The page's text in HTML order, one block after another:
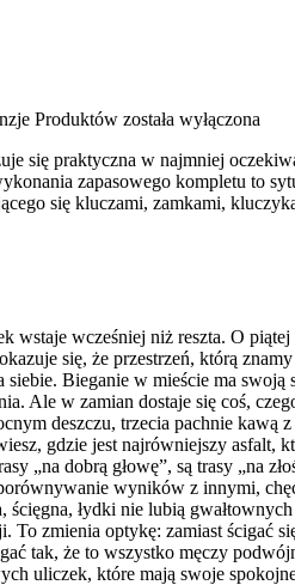
Produktów została wyłączona
się praktyczna w najmniej
zapasowego kompletu to
się kluczami, zamkami,
wstaje wcześniej niż reszta. O
się, że przestrzeń, którą
Bieganie w mieście ma
Ale w zamian dostaje się coś,
deszczu, trzecia pachnie
gdzie jest najrówniejszy asfalt,
„na dobrą głowę”, są trasy „na
wyników z innymi,
łydki nie lubią
zmienia optykę: zamiast ścigać
tak, że to wszystko męczy
uliczek, które mają swoje